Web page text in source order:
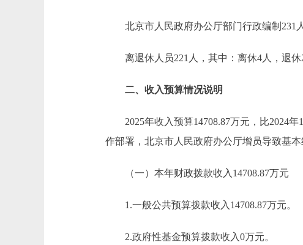
北京市人民政府办公厅部门行政编制231人
离退休人员221人，其中：离休4人，退休
二、收入预算情况说明
2025年收入预算14708.87万元，比2024年
作部署，北京市人民政府办公厅增员导致基
（一）本年财政拨款收入14708.87万元
1.一般公共预算拨款收入14708.87万元。
2.政府性基金预算拨款收入0万元。